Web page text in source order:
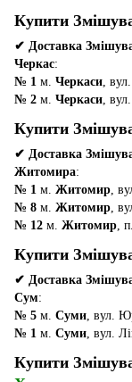
Купити
✔ Доставка
Черкас:
№ 1 м. Черкаси,
№ 2 м. Черкаси,
Купити
✔ Доставка
Житомира:
№ 1 м. Житомир,
№ 8 м. Житомир,
№ 12 м. Житомир,
Купити
✔ Доставка
Сум:
№ 5 м. Суми , вул.
№ 1 м. Суми , вул.
Купити